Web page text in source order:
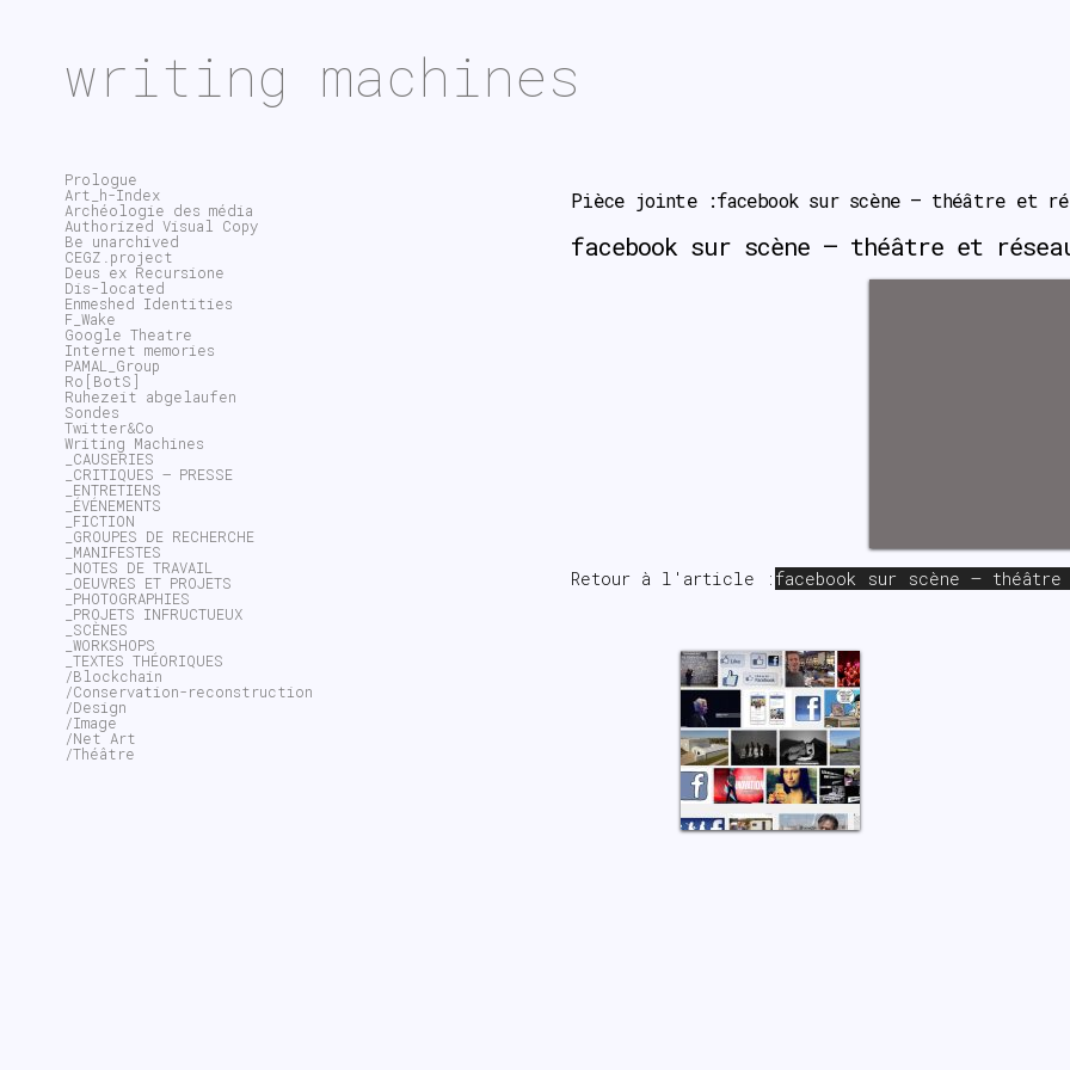
writing machines
Pièce jointe :facebook sur scène – théâtre et
facebook sur scène – théâtre et
Retour à l'article : facebook sur scène –
Prologue
Art_h-Index
Archéologie des média
Authorized Visual Copy
Be unarchived
CEGZ.project
Deus ex Recursione
Dis-located
Enmeshed Identities
F_Wake
Google Theatre
Internet memories
PAMAL_Group
Ro[BotS]
Ruhezeit abgelaufen
Sondes
Twitter&Co
Writing Machines
_CAUSERIES
_CRITIQUES – PRESSE
_ENTRETIENS
_ÉVÉNEMENTS
_FICTION
_GROUPES DE RECHERCHE
_MANIFESTES
_NOTES DE TRAVAIL
_OEUVRES ET PROJETS
_PHOTOGRAPHIES
_PROJETS INFRUCTUEUX
_SCÈNES
_WORKSHOPS
_TEXTES THÉORIQUES
/Blockchain
/Conservation-reconstruction
/Design
/Image
/Net Art
/Théâtre